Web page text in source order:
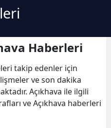
Haberleri
takip edenler için
ve son dakika
Açıkhava ile ilgili
ve Açıkhava haberleri